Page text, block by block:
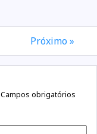
Próximo »
Campos obrigatórios